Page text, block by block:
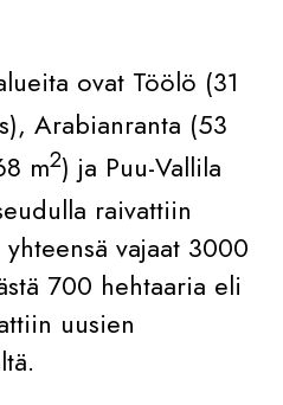
ovat Töölö (31
Arabianranta (53
m2) ja Puu-Vallila
raivattiin
vajaat 3000
700 hehtaaria eli
uusien